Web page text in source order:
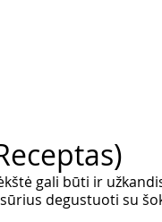
gali būti ir
degustuoti su